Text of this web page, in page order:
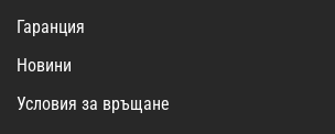
Гаранция
Новини
Условия за връщане